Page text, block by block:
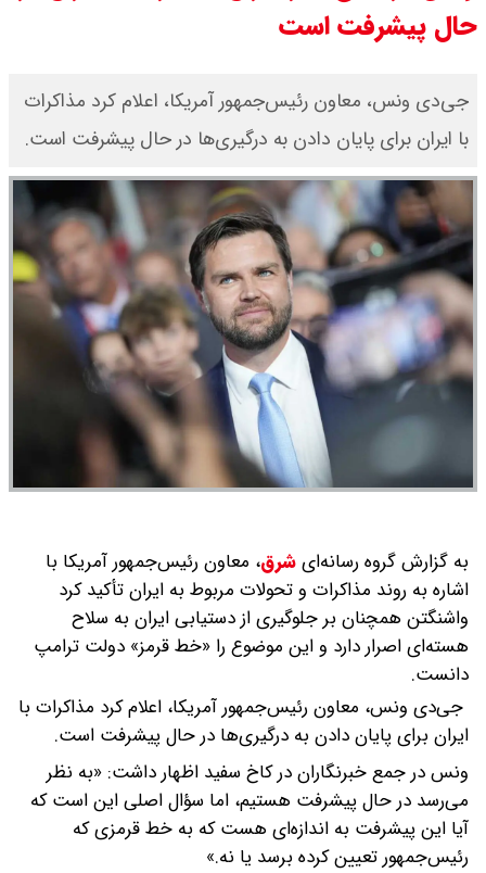
جزئیات عرضه اولیه احیا در فرابورس
اعلام شد
قیمت بیت کوین،تتر و اتریوم امروز
جمعه ۱۶ مرداد۱۴۰۵ / قیمت بیت
کوین چند؟ + جدول
حال پیشرفت است
جی‌دی ونس، معاون رئیس‌جمهور آمریکا، اعلام کرد مذاکرات
با ایران برای پایان دادن به درگیری‌ها در حال پیشرفت است.
به گزارش گروه رسانه‌ایشرق، معاون رئیس‌جمهور آمریکا با
اشاره به روند مذاکرات و تحولات مربوط به ایران تأکید کرد
واشنگتن همچنان بر جلوگیری از دستیابی ایران به سلاح
هسته‌ای اصرار دارد و این موضوع را «خط قرمز» دولت ترامپ
دانست.
جی‌دی ونس، معاون رئیس‌جمهور آمریکا، اعلام کرد مذاکرات با
ایران برای پایان دادن به درگیری‌ها در حال پیشرفت است.
ونس در جمع خبرنگاران در کاخ سفید اظهار داشت: «به نظر
می‌رسد در حال پیشرفت هستیم، اما سؤال اصلی این است که
آیا این پیشرفت به اندازه‌ای هست که به خط قرمزی که
رئیس‌جمهور تعیین کرده برسد یا نه.»